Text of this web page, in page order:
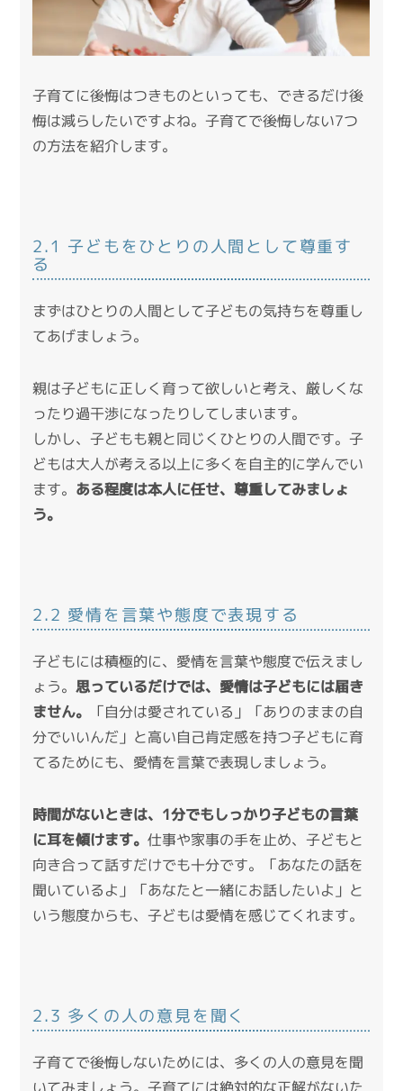
子育てに後悔はつきものといっても、できるだけ後
悔は減らしたいですよね。子育てで後悔しない7つ
の方法を紹介します。
2.1 子どもをひとりの人間として尊重す
る
まずはひとりの人間として子どもの気持ちを尊重し
てあげましょう。
親は子どもに正しく育って欲しいと考え、厳しくな
ったり過干渉になったりしてしまいます。
しかし、子どもも親と同じくひとりの人間です。子
どもは大人が考える以上に多くを自主的に学んでい
ます。 ある程度は本人に任せ、尊重してみましょ
う。
2.2 愛情を言葉や態度で表現する
子どもには積極的に、愛情を言葉や態度で伝えまし
ょう。思っているだけでは、愛情は子どもには届き
ません。 「自分は愛されている」「ありのままの自
分でいいんだ」と高い自己肯定感を持つ子どもに育
てるためにも、愛情を言葉で表現しましょう。
時間がないときは、1分でもしっかり子どもの言葉
に耳を傾けます。仕事や家事の手を止め、子どもと
向き合って話すだけでも十分です。「あなたの話を
聞いているよ」「あなたと一緒にお話したいよ」と
いう態度からも、子どもは愛情を感じてくれます。
2.3 多くの人の意見を聞く
子育てで後悔しないためには、多くの人の意見を聞